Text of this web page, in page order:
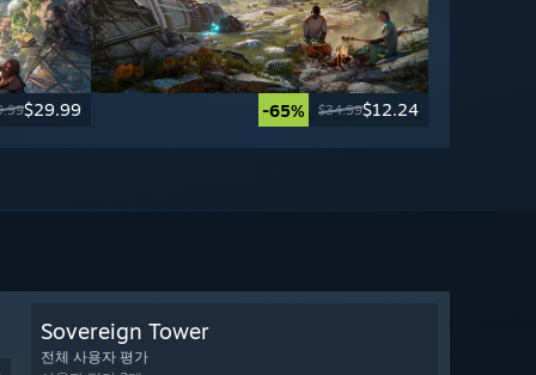
$29.99 -65% $34.99$12.24
Sovereign Tower
전체 사용자 평가